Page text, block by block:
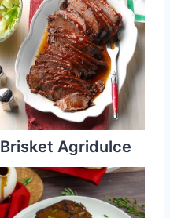
Brisket Agridulce